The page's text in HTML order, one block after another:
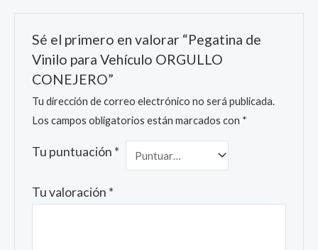
Sé el primero en valorar “Pegatina de
Vinilo para Vehículo ORGULLO
CONEJERO”
Tu dirección de correo electrónico no será publicada.
Los campos obligatorios están marcados con *
Tu puntuación *
Tu valoración *